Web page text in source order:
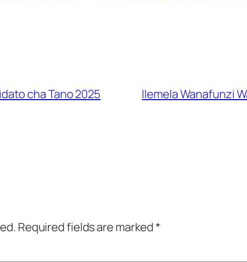
cha Tano 2025 Ilemela Wanafunzi
Required fields are marked*